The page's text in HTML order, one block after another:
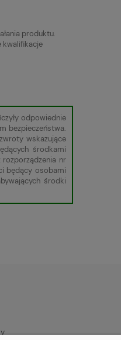
produktu.
kwalifikacje
odpowiednie
bezpieczeństwa.
wskazujące
środkami
nr
będący osobami
środki